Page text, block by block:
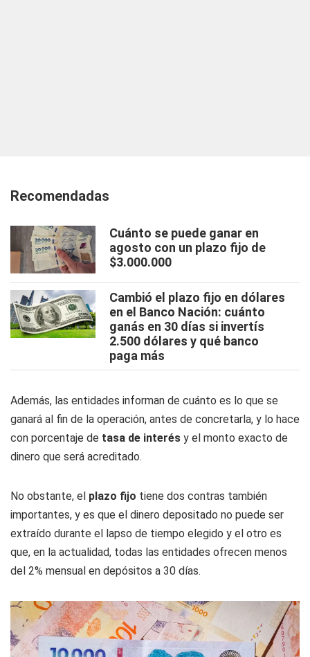
Recomendadas
Cuánto se puede ganar en
agosto con un plazo fijo de
$3.000.000
Cambió el plazo fijo en dólares
en el Banco Nación: cuánto
ganás en 30 días si invertís
2.500 dólares y qué banco
paga más
Además, las entidades informan de cuánto es lo que se
ganará al fin de la operación, antes de concretarla, y lo hace
con porcentaje de tasa de interés y el monto exacto de
dinero que será acreditado.
No obstante, el plazo fijo tiene dos contras también
importantes, y es que el dinero depositado no puede ser
extraído durante el lapso de tiempo elegido y el otro es
que, en la actualidad, todas las entidades ofrecen menos
del 2% mensual en depósitos a 30 días.